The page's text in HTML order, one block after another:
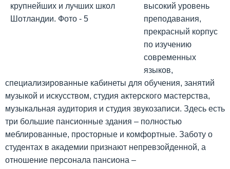
высокий уровень
преподавания,
прекрасный корпус
по изучению
современных
языков,
специализированные кабинеты для обучения, занятий
музыкой и искусством, студия актерского мастерства,
музыкальная аудитория и студия звукозаписи. Здесь есть
три большие пансионные здания – полностью
меблированные, просторные и комфортные. Заботу о
студентах в академии признают непревзойденной, а
отношение персонала пансиона –